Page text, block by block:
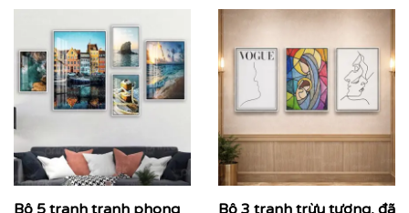
Bộ 5 tranh tranh phong
Bộ 3 tranh trừu tượng, đã